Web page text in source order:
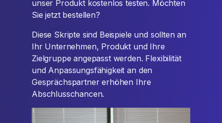
unser Produkt kostenlos testen. Möchten
Sie jetzt bestellen?
Diese Skripte sind Beispiele und sollten an
Ihr Unternehmen, Produkt und Ihre
Zielgruppe angepasst werden. Flexibilität
und Anpassungsfähigkeit an den
Gesprächspartner erhöhen Ihre
Abschlusschancen.